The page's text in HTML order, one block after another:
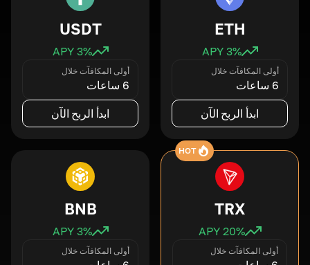
ETH
3% APY
أولى المكافآت خلال
6 ساعات
ابدأ الربح الآن
USDT
3% APY
أولى المكافآت خلال
6 ساعات
ابدأ الربح الآن
HOT
TRX
20% APY
أولى المكافآت خلال
BNB
3% APY
أولى المكافآت خلال